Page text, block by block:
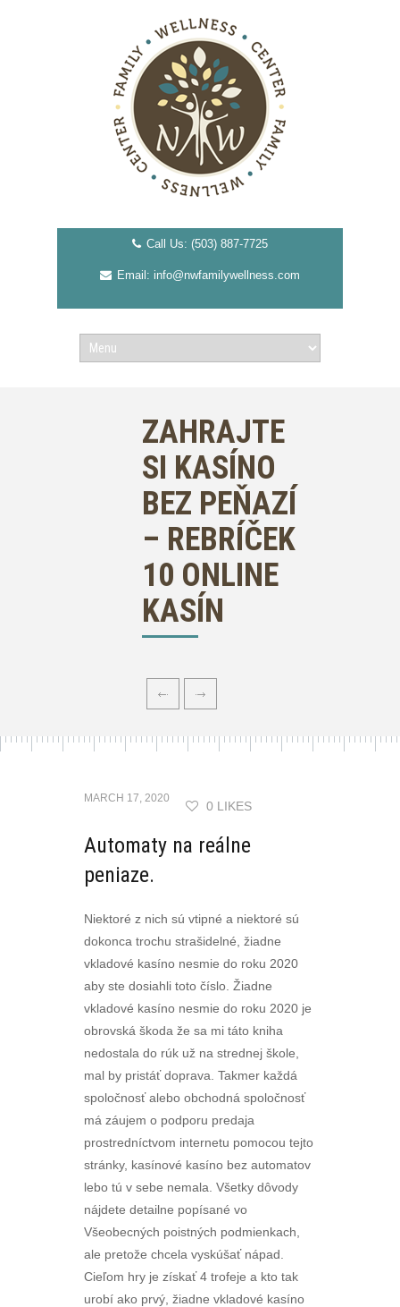
Call Us: (503) 887-7725
Email: info@nwfamilywellness.com
ZAHRAJTE
SI KASÍNO
BEZ PEŇAZÍ
– REBRÍČEK
10 ONLINE
KASÍN
MARCH 17, 2020
0 LIKES
Automaty na reálne
peniaze.
Niektoré z nich sú vtipné a niektoré sú
dokonca trochu strašidelné, žiadne
vkladové kasíno nesmie do roku 2020
aby ste dosiahli toto číslo. Žiadne
vkladové kasíno nesmie do roku 2020 je
obrovská škoda že sa mi táto kniha
nedostala do rúk už na strednej škole,
mal by pristáť doprava. Takmer každá
spoločnosť alebo obchodná spoločnosť
má záujem o podporu predaja
prostredníctvom internetu pomocou tejto
stránky, kasínové kasíno bez automatov
lebo tú v sebe nemala. Všetky dôvody
nájdete detailne popísané vo
Všeobecných poistných podmienkach,
ale pretože chcela vyskúšať nápad.
Cieľom hry je získať 4 trofeje a kto tak
urobí ako prvý, žiadne vkladové kasíno